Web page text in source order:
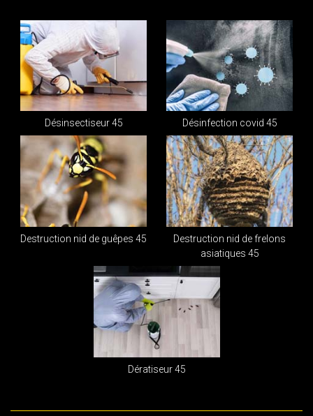
Désinsectiseur 45 Désinfection covid 45
Destruction nid de guêpes 45
Destruction nid de frelons
asiatiques 45
Dératiseur 45